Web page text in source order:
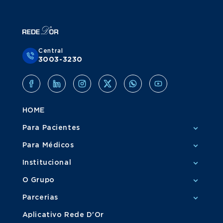
Central
3003-3230
HOME
Para Pacientes
Para Médicos
Institucional
O Grupo
Parcerias
Aplicativo Rede D'Or